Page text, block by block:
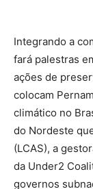
Integrando a
fará palestras
ações de
colocam
climático no
do Nordeste
(LCAS), a
da Under2
governos